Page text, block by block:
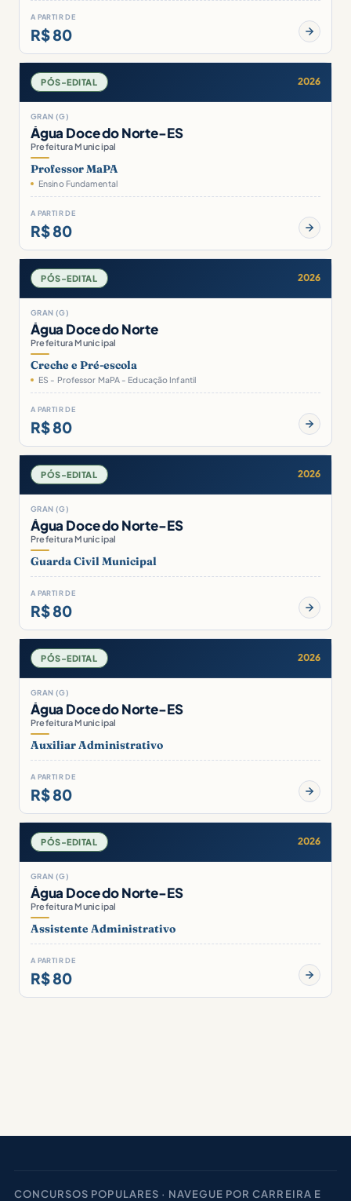
A PARTIR DE
R$ 80
PÓS-EDITAL 2026
GRAN (G)
Água Doce do Norte-ES
Prefeitura Municipal
Professor MaPA
Ensino Fundamental
A PARTIR DE
R$ 80
PÓS-EDITAL 2026
GRAN (G)
Água Doce do Norte
Prefeitura Municipal
Creche e Pré-escola
ES - Professor MaPA - Educação Infantil
A PARTIR DE
R$ 80
PÓS-EDITAL 2026
GRAN (G)
Água Doce do Norte-ES
Prefeitura Municipal
Guarda Civil Municipal
A PARTIR DE
R$ 80
PÓS-EDITAL 2026
GRAN (G)
Água Doce do Norte-ES
Prefeitura Municipal
Auxiliar Administrativo
A PARTIR DE
R$ 80
PÓS-EDITAL 2026
GRAN (G)
Água Doce do Norte-ES
Prefeitura Municipal
Assistente Administrativo
A PARTIR DE
R$ 80
CONCURSOS POPULARES · NAVEGUE POR CARREIRA E